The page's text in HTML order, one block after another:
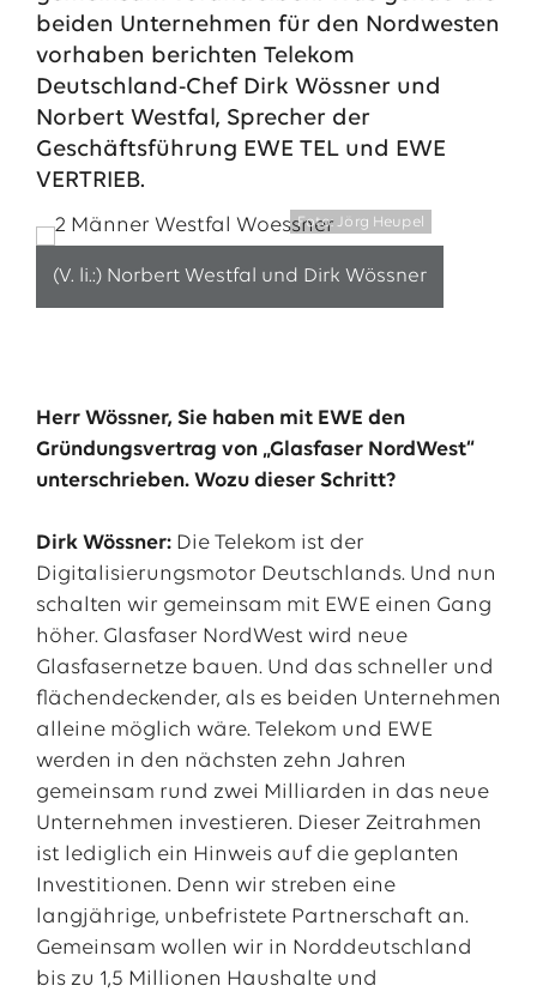
beiden Unternehmen für den Nordwesten
vorhaben berichten Telekom
Deutschland-Chef Dirk Wössner und
Norbert Westfal, Sprecher der
Geschäftsführung EWE TEL und EWE
VERTRIEB.
Foto: Jörg Heupel
(V. li.:) Norbert Westfal und Dirk Wössner
Herr Wössner, Sie haben mit EWE den
Gründungsvertrag von „Glasfaser NordWest“
unterschrieben. Wozu dieser Schritt?
Dirk Wössner:Die Telekom ist der
Digitalisierungsmotor Deutschlands. Und nun
schalten wir gemeinsam mit EWE einen Gang
höher. Glasfaser NordWest wird neue
Glasfasernetze bauen. Und das schneller und
flächendeckender, als es beiden Unternehmen
alleine möglich wäre. Telekom und EWE
werden in den nächsten zehn Jahren
gemeinsam rund zwei Milliarden in das neue
Unternehmen investieren. Dieser Zeitrahmen
ist lediglich ein Hinweis auf die geplanten
Investitionen. Denn wir streben eine
langjährige, unbefristete Partnerschaft an.
Gemeinsam wollen wir in Norddeutschland
bis zu 1,5 Millionen Haushalte und